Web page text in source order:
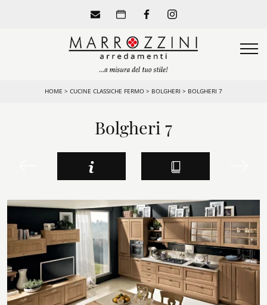
HOME > CUCINE CLASSICHE FERMO > BOLGHERI > BOLGHERI 7
Bolgheri 7